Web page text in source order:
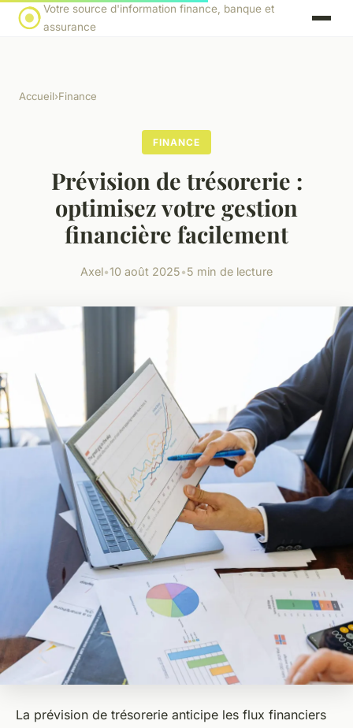
Votre source d'information finance, banque et
assurance
Accueil›Finance
FINANCE
Prévision de trésorerie :
optimisez votre gestion
financière facilement
Axel•10 août 2025•5 min de lecture
La prévision de trésorerie anticipe les flux financiers